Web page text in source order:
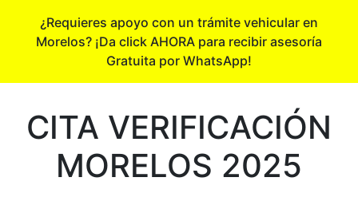
¿Requieres apoyo con un trámite vehicular en
Morelos? ¡Da click AHORA para recibir asesoría
Gratuita por WhatsApp!
CITA VERIFICACIÓN
MORELOS 2025